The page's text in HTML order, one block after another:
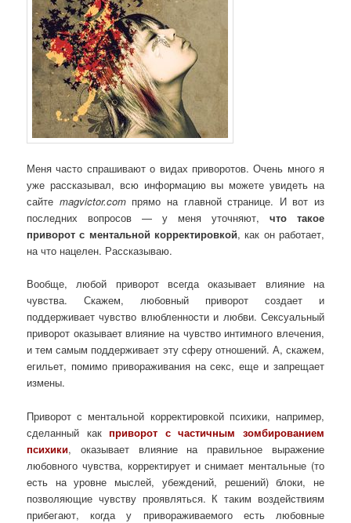
Меня часто спрашивают о видах приворотов. Очень много я
уже рассказывал, всю информацию вы можете увидеть на
сайте magvictor.comпрямо на главной странице. И вот из
последних вопросов — у меня уточняют, что такое
приворот с ментальной корректировкой, как он работает,
на что нацелен. Рассказываю.
Вообще, любой приворот всегда оказывает влияние на
чувства. Скажем, любовный приворот создает и
поддерживает чувство влюбленности и любви. Сексуальный
приворот оказывает влияние на чувство интимного влечения,
и тем самым поддерживает эту сферу отношений. А, скажем,
егильет, помимо привораживания на секс, еще и запрещает
измены.
Приворот с ментальной корректировкой психики, например,
сделанный какприворот с частичным зомбированием
психики, оказывает влияние на правильное выражение
любовного чувства, корректирует и снимает ментальные (то
есть на уровне мыслей, убеждений, решений) блоки, не
позволяющие чувству проявляться. К таким воздействиям
прибегают, когда у привораживаемого есть любовные